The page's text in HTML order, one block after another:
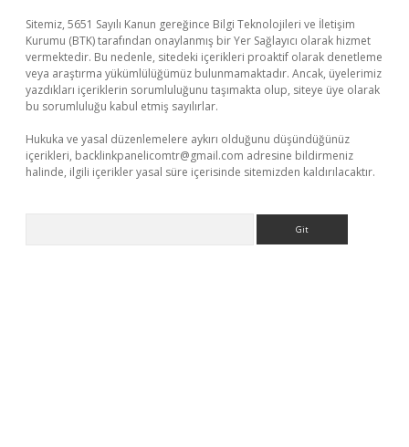
Sitemiz, 5651 Sayılı Kanun gereğince Bilgi Teknolojileri ve İletişim
Kurumu (BTK) tarafından onaylanmış bir Yer Sağlayıcı olarak hizmet
vermektedir. Bu nedenle, sitedeki içerikleri proaktif olarak denetleme
veya araştırma yükümlülüğümüz bulunmamaktadır. Ancak, üyelerimiz
yazdıkları içeriklerin sorumluluğunu taşımakta olup, siteye üye olarak
bu sorumluluğu kabul etmiş sayılırlar.
Hukuka ve yasal düzenlemelere aykırı olduğunu düşündüğünüz
içerikleri, backlinkpanelicomtr@gmail.com adresine bildirmeniz
halinde, ilgili içerikler yasal süre içerisinde sitemizden kaldırılacaktır.